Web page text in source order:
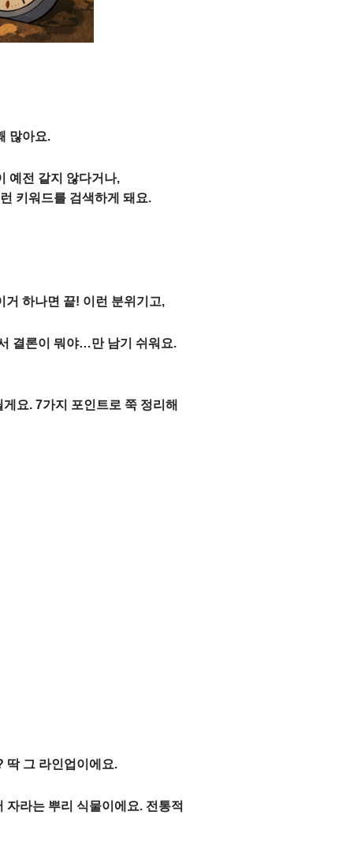
많아요.
예전 같지 않다거나,
키워드를 검색하게 돼요.
거 하나면 끝! 이런 분위기고,
결론이 뭐야…만 남기 쉬워요.
요. 7가지 포인트로 쭉 정리해
딱 그 라인업이에요.
라는 뿌리 식물이에요. 전통적